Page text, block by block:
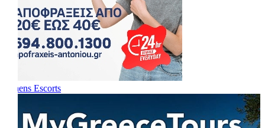
Athens Escorts